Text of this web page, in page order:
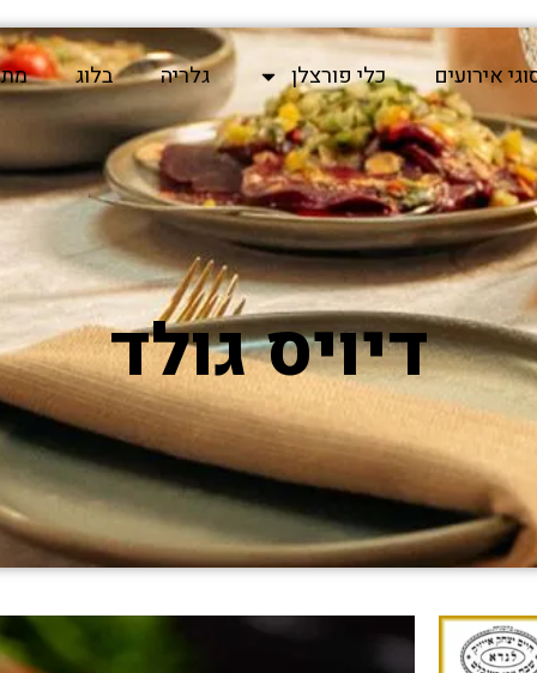
אירועים כלי פורצלן גלריה בלוג
דיויס גולד